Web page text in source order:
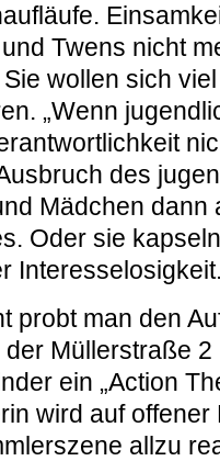
Twens nicht
wollen sich
„Wenn
des
Mädchen dann
Oder sie
probt man den
Müllerstraße
ein „Action
wird auf offener
allzu